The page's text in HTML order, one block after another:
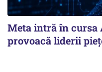
Meta intră în cursa
provoacă liderii